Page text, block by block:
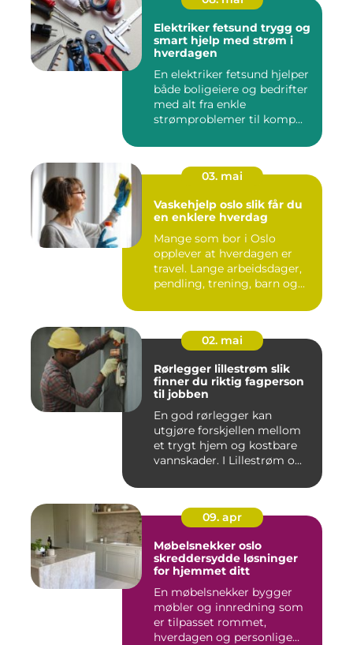
Elektriker fetsund trygg og
smart hjelp med strøm i
hverdagen
En elektriker fetsund hjelper
både boligeiere og bedrifter
med alt fra enkle
strømproblemer til komp...
03. mai
Vaskehjelp oslo slik får du
en enklere hverdag
Mange som bor i Oslo
opplever at hverdagen er
travel. Lange arbeidsdager,
pendling, trening, barn og...
02. mai
Rørlegger lillestrøm slik
finner du riktig fagperson
til jobben
En god rørlegger kan
utgjøre forskjellen mellom
et trygt hjem og kostbare
vannskader. I Lillestrøm o...
09. apr
Møbelsnekker oslo
skreddersydde løsninger
for hjemmet ditt
En møbelsnekker bygger
møbler og innredning som
er tilpasset rommet,
hverdagen og personlige